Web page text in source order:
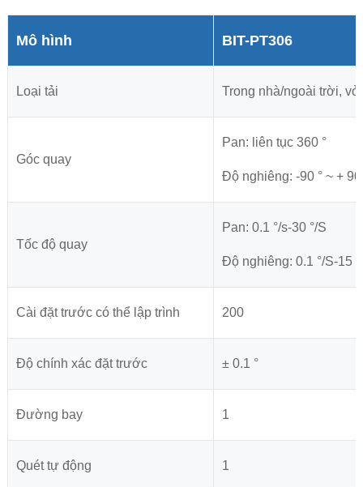
Mô hình BIT-PT306
Loại tải Trong nhà/ngoài trời, vỏ
Góc quay
Pan: liên tục 360 °
Độ nghiêng: -90 ° ~ + 90
Tốc độ quay
Pan: 0.1 °/s-30 °/S
Độ nghiêng: 0.1 °/S-15
Cài đặt trước có thể lập trình 200
Độ chính xác đặt trước ± 0.1 °
Đường bay 1
Quét tự động 1